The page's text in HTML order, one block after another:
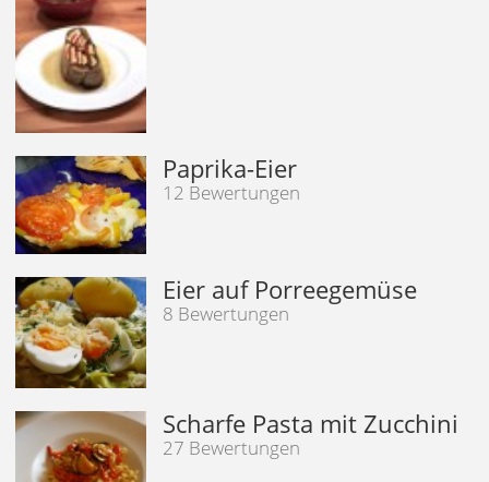
Paprika-Eier
12 Bewertungen
Eier auf Porreegemüse
8 Bewertungen
Scharfe Pasta mit Zucchini
27 Bewertungen